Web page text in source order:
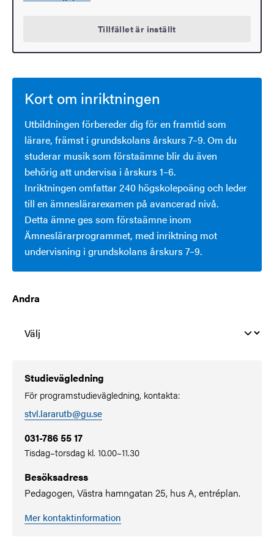
Tillfället är inställt
Kort om inriktningen
Utbildningen förbereder dig för en framtid som
lärare, främst i grundskolans årskurs 7–9. Om du
studerar musik som förstaämne blir du även
behörig att undervisa i årskurs 1–6.
Inriktningen omfattar 240 högskolepoäng och leder
till en ämneslärarexamen på avancerad nivå.
Detta ämne ges som förstaämne inom
Ämneslärarprogrammet, med inriktning mot
undervisning i grundskolans årskurs 7–9.
Andra
Studievägledning
För programstudievägledning, kontakta:
stvl.lararutb@gu.se
031-786 55 17
Tisdag–torsdag kl. 10.00–11.30
Besöksadress
Pedagogen, Västra hamngatan 25, hus A, entréplan.
Mer kontaktinformation